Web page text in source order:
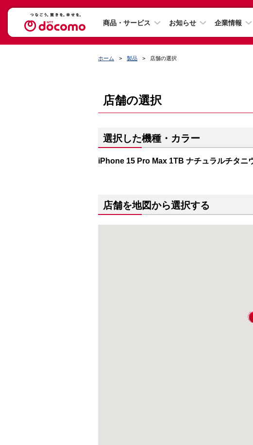
商品・サービス お知らせ 企業情報
ホーム 製品 店舗の選択
店舗の選択
選択した機種・カラー
iPhone 15 Pro Max 1TB ナチュラルチタニ
店舗を地図から選択する